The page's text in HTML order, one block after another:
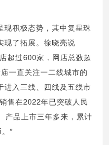
现积极态势，其中复星珠
现了拓展。徐晓亮说
超过600家，网店总数超
一直关注一二线城市的
进入三线、四线及五线市
售在2022年已突破人民
产品上市三年多来，累计
”